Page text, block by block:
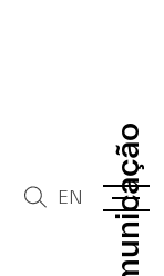
Comunicação
Comunicação
EN